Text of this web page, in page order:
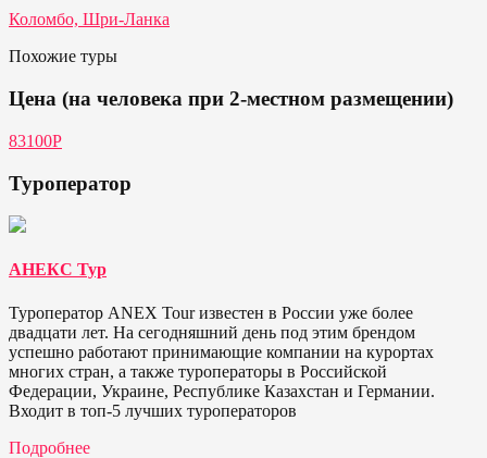
Коломбо, Шри-Ланка
Похожие туры
Цена (на человека при 2-местном размещении)
83100Р
Туроператор
АНЕКС Тур
Туроператор ANEX Tour известен в России уже более
двадцати лет. На сегодняшний день под этим брендом
успешно работают принимающие компании на курортах
многих стран, а также туроператоры в Российской
Федерации, Украине, Республике Казахстан и Германии.
Входит в топ-5 лучших туроператоров
Подробнее